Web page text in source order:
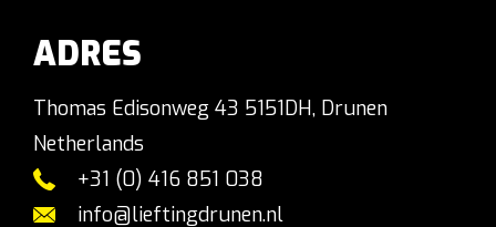
ADRES
Thomas Edisonweg 43 5151DH, Drunen
Netherlands
+31 (0) 416 851 038
info@lieftingdrunen.nl